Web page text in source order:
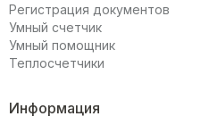
Регистрация документов
Умный счетчик
Умный помощник
Теплосчетчики
Информация